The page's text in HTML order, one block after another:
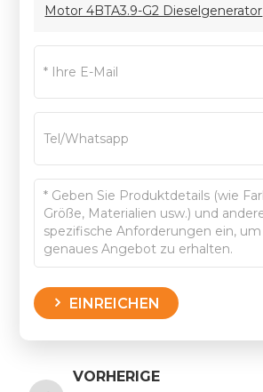
Motor 4BTA3.9-G2 Dieselgenerator
EINREICHEN
VORHERIGE